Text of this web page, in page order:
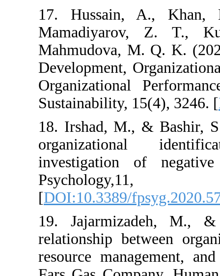
17. Hussain,
Mahmudova,
Development,
Sustainability,
18. Irshad, M.,
investigation
[DOI:10.3389/
19.
relationship
resource